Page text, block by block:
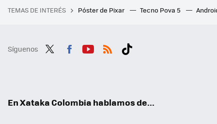
TEMAS DE INTERÉS Póster de Pixar Tecno Pova 5
Síguenos
En Xataka Colombia hablamos de...